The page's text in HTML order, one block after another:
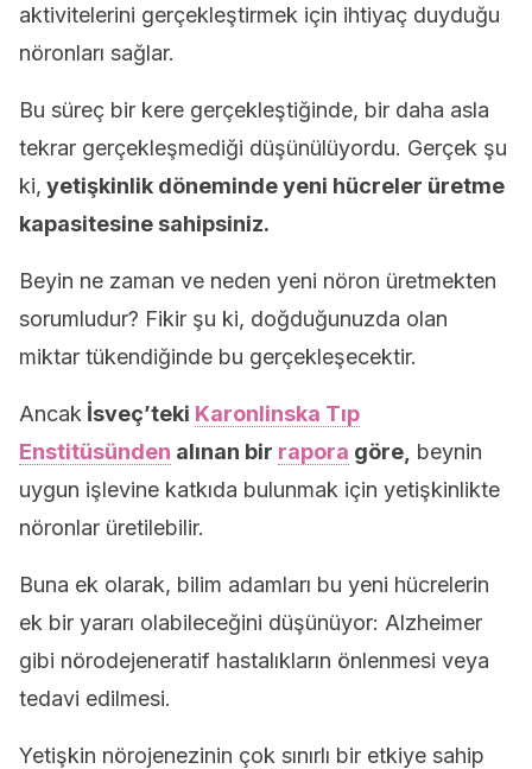
aktivitelerini gerçekleştirmek için ihtiyaç duyduğu
nöronları sağlar.
Bu süreç bir kere gerçekleştiğinde, bir daha asla
tekrar gerçekleşmediği düşünülüyordu. Gerçek şu
ki, yetişkinlik döneminde yeni hücreler üretme
kapasitesine sahipsiniz.
Beyin ne zaman ve neden yeni nöron üretmekten
sorumludur? Fikir şu ki, doğduğunuzda olan
miktar tükendiğinde bu gerçekleşecektir.
Ancak İsveç’teki Karonlinska Tıp
Enstitüsünden alınan bir rapora göre, beynin
uygun işlevine katkıda bulunmak için yetişkinlikte
nöronlar üretilebilir.
Buna ek olarak, bilim adamları bu yeni hücrelerin
ek bir yararı olabileceğini düşünüyor: Alzheimer
gibi nörodejeneratif hastalıkların önlenmesi veya
tedavi edilmesi.
Yetişkin nörojenezinin çok sınırlı bir etkiye sahip